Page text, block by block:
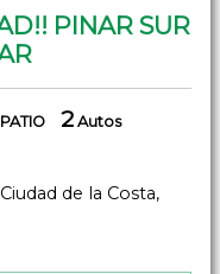
PINAR SUR
PATIO 2 Autos
de la Costa,